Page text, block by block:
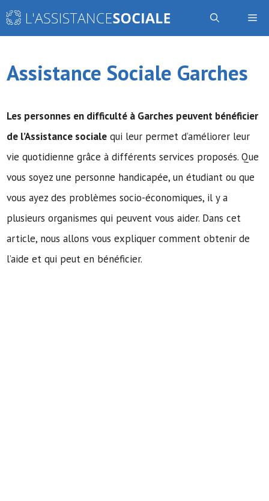
Aller
Assistance Sociale Garches
Les personnes en difficulté à Garches peuvent bénéficier
de l’Assistance sociale qui leur permet d’améliorer leur
vie quotidienne grâce à différents services proposés. Que
vous soyez une personne handicapée, un étudiant ou que
vous ayez des problèmes socio-économiques, il y a
plusieurs organismes qui peuvent vous aider. Dans cet
article, nous allons vous expliquer comment obtenir de
l’aide et qui peut en bénéficier.